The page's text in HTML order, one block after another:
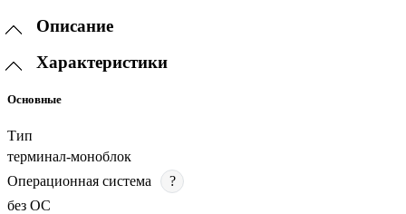
Описание
Характеристики
Основные
Тип
терминал-моноблок
Операционная система
?
без ОС